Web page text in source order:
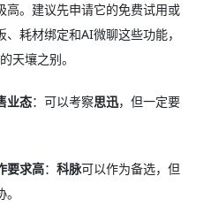
高。建议先申请它的免费试用或
耗材绑定和AI微聊这些功能，
天壤之别。
业态：可以考察思迅，但一定要
要求高： 科脉可以作为备选，但